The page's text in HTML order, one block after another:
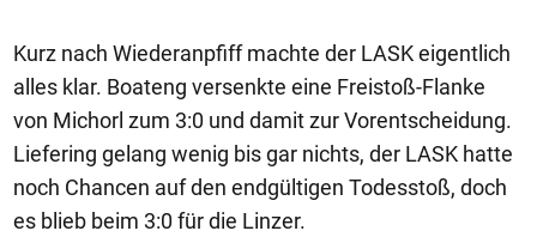
Kurz nach Wiederanpfiff machte der LASK eigentlich
alles klar. Boateng versenkte eine Freistoß-Flanke
von Michorl zum 3:0 und damit zur Vorentscheidung.
Liefering gelang wenig bis gar nichts, der LASK hatte
noch Chancen auf den endgültigen Todesstoß, doch
es blieb beim 3:0 für die Linzer.